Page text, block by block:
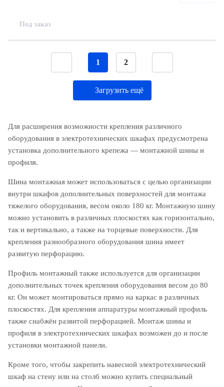
Под заказ
1 2
Загрузить ещё
Для расширения возможности крепления различного
оборудования в электротехнических шкафах предусмотрена
установка дополнительного крепежа — монтажной шины и
профиля.
Шина монтажная может использоваться с целью организации
внутри шкафов дополнительных поверхностей для монтажа
тяжелого оборудования, весом около 180 кг. Монтажную шину
можно установить в различных плоскостях как горизонтально,
так и вертикально, а также на торцевые поверхности. Для
крепления разнообразного оборудования шина имеет
развитую перфорацию.
Профиль монтажный также используется для организации
дополнительных точек крепления оборудования весом до 80
кг. Он может монтироваться прямо на каркас в различных
плоскостях. Для крепления аппаратуры монтажный профиль
также снабжён развитой перфорацией. Монтаж шины и
профиля в электротехнических шкафах возможен до и после
установки монтажной панели.
Кроме того, чтобы закрепить навесной электротехнический
шкаф на стену или на столб можно купить специальный